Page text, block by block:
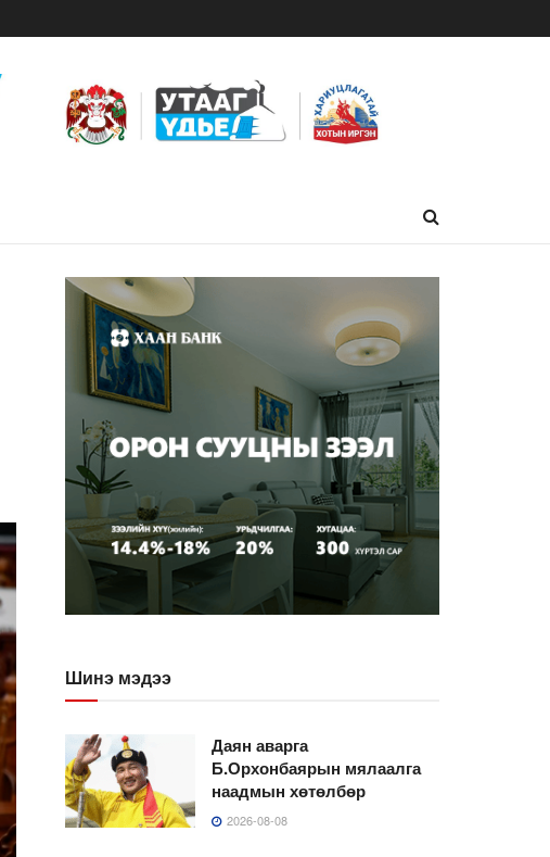
Шинэ мэдээ
Даян аварга
Б.Орхонбаярын мялаалга
наадмын хөтөлбөр
2026-08-08